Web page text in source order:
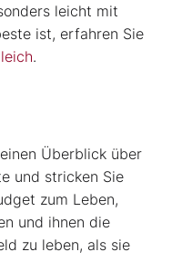
leicht mit
ist, erfahren Sie
.
Überblick über
und stricken Sie
zum Leben,
und ihnen die
zu leben, als sie